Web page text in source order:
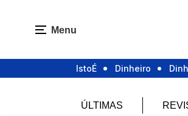
Menu
IstoÉ Dinheiro
ÚLTIMAS